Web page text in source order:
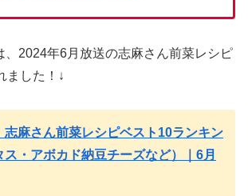
、2024年6月放送の志麻さん前菜レシピ
ました！↓
志麻さん前菜レシピベスト10ランキン
ス・アボカド納豆チーズなど）｜6月